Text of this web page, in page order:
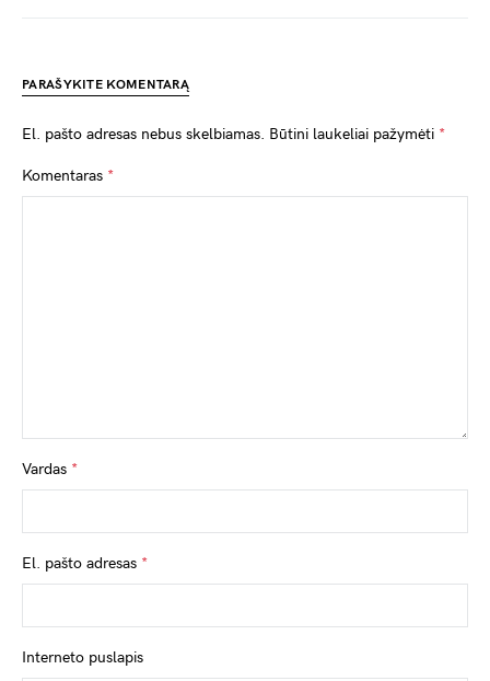
PARAŠYKITE KOMENTARĄ
El. pašto adresas nebus skelbiamas. Būtini laukeliai pažymėti *
Komentaras *
Vardas *
El. pašto adresas *
Interneto puslapis